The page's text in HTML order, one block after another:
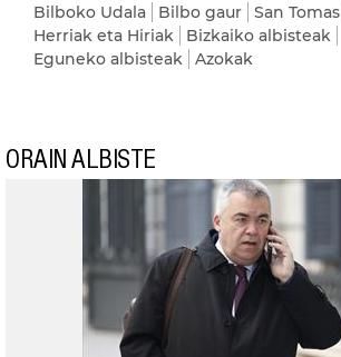
Bilboko Udala Bilbo gaur
San Tomas
Herriak eta Hiriak
Bizkaiko albisteak
Eguneko albisteak
Azokak
ORAIN ALBISTE